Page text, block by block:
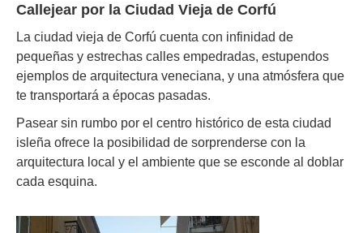
Callejear por la Ciudad Vieja de Corfú
La ciudad vieja de Corfú cuenta con infinidad de
pequeñas y estrechas calles empedradas, estupendos
ejemplos de arquitectura veneciana, y una atmósfera que
te transportará a épocas pasadas.
Pasear sin rumbo por el centro histórico de esta ciudad
isleña ofrece la posibilidad de sorprenderse con la
arquitectura local y el ambiente que se esconde al doblar
cada esquina.